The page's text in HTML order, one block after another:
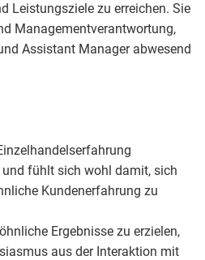
Leistungsziele zu erreichen. Sie
Managementverantwortung,
Assistant Manager abwesend
fühlt sich wohl damit, sich
Kundenerfahrung zu
Ergebnisse zu erzielen,
aus der Interaktion mit